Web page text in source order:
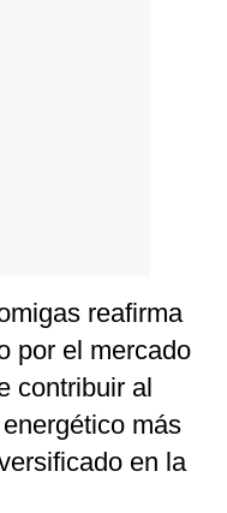
reafirma
por el mercado
contribuir al
más
en la